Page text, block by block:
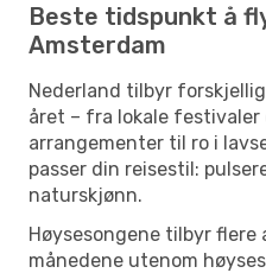
Beste tidspunkt å
Amsterdam
Nederland tilbyr
året – fra lokale festivaler
arrangementer til ro i
passer din reisestil:
naturskjønn.
Høysesongene tilbyr
månedene utenom